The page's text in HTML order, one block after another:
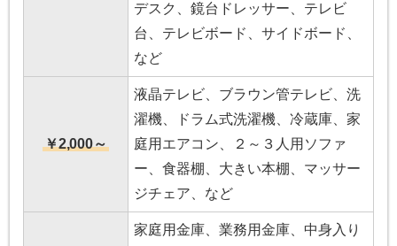
デスク、鏡台ドレッサー、テレビ
台、テレビボード、サイドボード、
など
￥2,000～
液晶テレビ、ブラウン管テレビ、洗
濯機、ドラム式洗濯機、冷蔵庫、家
庭用エアコン、２～３人用ソファ
ー、食器棚、大きい本棚、マッサー
ジチェア、など
家庭用金庫、業務用金庫、中身入り